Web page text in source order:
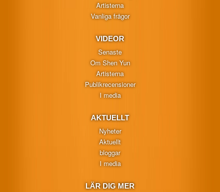
Artisterna
Vanliga frågor
VIDEOR
Senaste
Om Shen Yun
Artisterna
Publikrecensioner
I media
AKTUELLT
Nyheter
Aktuellt
bloggar
I media
LÄR DIG MER